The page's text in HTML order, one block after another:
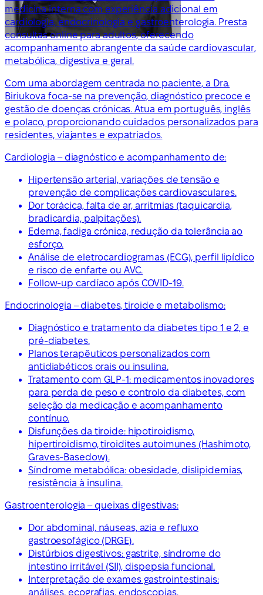
medicina interna com experiência adicional em
cardiologia, endocrinologia e gastroenterologia. Presta
consultas online para adultos, oferecendo
acompanhamento abrangente da saúde cardiovascular,
metabólica, digestiva e geral.
Com uma abordagem centrada no paciente, a Dra.
Biriukova foca-se na prevenção, diagnóstico precoce e
gestão de doenças crónicas. Atua em português, inglês
e polaco, proporcionando cuidados personalizados para
residentes, viajantes e expatriados.
Cardiologia – diagnóstico e acompanhamento de:
Hipertensão arterial, variações de tensão e
prevenção de complicações cardiovasculares.
Dor torácica, falta de ar, arritmias (taquicardia,
bradicardia, palpitações).
Edema, fadiga crónica, redução da tolerância ao
esforço.
Análise de eletrocardiogramas (ECG), perfil lipídico
e risco de enfarte ou AVC.
Follow-up cardíaco após COVID-19.
Endocrinologia – diabetes, tiroide e metabolismo:
Diagnóstico e tratamento da diabetes tipo 1 e 2, e
pré-diabetes.
Planos terapêuticos personalizados com
antidiabéticos orais ou insulina.
Tratamento com GLP-1: medicamentos inovadores
para perda de peso e controlo da diabetes, com
seleção da medicação e acompanhamento
contínuo.
Disfunções da tiroide: hipotiroidismo,
hipertiroidismo, tiroidites autoimunes (Hashimoto,
Graves-Basedow).
Síndrome metabólica: obesidade, dislipidemias,
resistência à insulina.
Gastroenterologia – queixas digestivas:
Dor abdominal, náuseas, azia e refluxo
gastroesofágico (DRGE).
Distúrbios digestivos: gastrite, síndrome do
intestino irritável (SII), dispepsia funcional.
Interpretação de exames gastrointestinais:
análises, ecografias, endoscopias.